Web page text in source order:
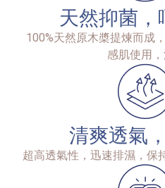
天然抑菌
100%天然原木槳提煉而成
感肌使用
清爽透氣
超高透氣性，迅速排濕，保